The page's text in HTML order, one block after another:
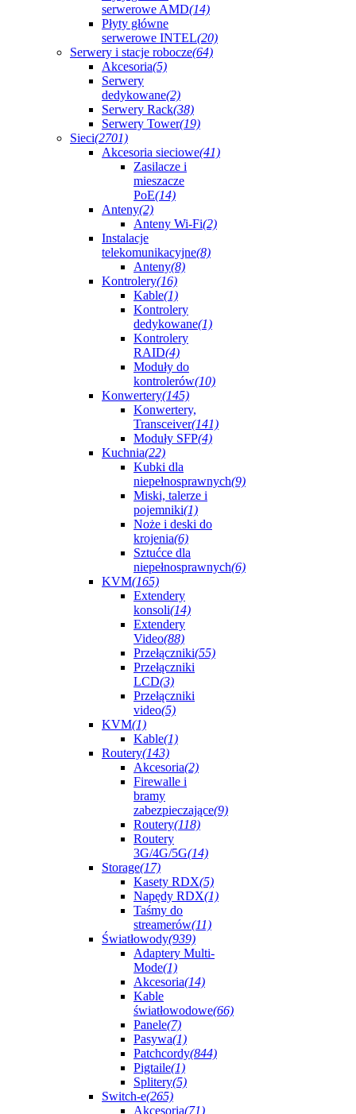
serwerowe AMD(14)
Płyty główne
serwerowe INTEL(20)
Serwery i stacje robocze(64)
Akcesoria(5)
Serwery
dedykowane(2)
Serwery Rack(38)
Serwery Tower(19)
Sieci(2701)
Akcesoria sieciowe(41)
Zasilacze i
mieszacze
PoE(14)
Anteny(2)
Anteny Wi-Fi(2)
Instalacje
telekomunikacyjne(8)
Anteny(8)
Kontrolery(16)
Kable(1)
Kontrolery
dedykowane(1)
Kontrolery
RAID(4)
Moduły do
kontrolerów(10)
Konwertery(145)
Konwertery,
Transceiver(141)
Moduły SFP(4)
Kuchnia(22)
Kubki dla
niepełnosprawnych(9)
Miski, talerze i
pojemniki(1)
Noże i deski do
krojenia(6)
Sztućce dla
niepełnosprawnych(6)
KVM(165)
Extendery
konsoli(14)
Extendery
Video(88)
Przełączniki(55)
Przełączniki
LCD(3)
Przełączniki
video(5)
KVM(1)
Kable(1)
Routery(143)
Akcesoria(2)
Firewalle i
bramy
zabezpieczające(9)
Routery(118)
Routery
3G/4G/5G(14)
Storage(17)
Kasety RDX(5)
Napędy RDX(1)
Taśmy do
streamerów(11)
Światłowody(939)
Adaptery Multi-
Mode(1)
Akcesoria(14)
Kable
światłowodowe(66)
Panele(7)
Pasywa(1)
Patchcordy(844)
Pigtaile(1)
Splitery(5)
Switch-e(265)
Akcesoria(71)